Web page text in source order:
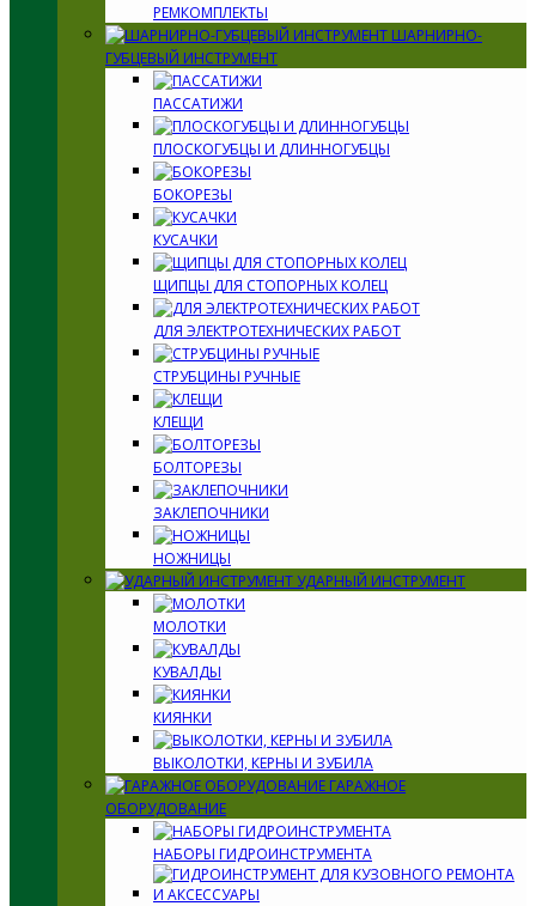
РЕМКОМПЛЕКТЫ
ШАРНИРНО-
ГУБЦЕВЫЙ ИНСТРУМЕНТ
ПАССАТИЖИ
ПЛОСКОГУБЦЫ И ДЛИННОГУБЦЫ
БОКОРЕЗЫ
КУСАЧКИ
ЩИПЦЫ ДЛЯ СТОПОРНЫХ КОЛЕЦ
ДЛЯ ЭЛЕКТРОТЕХНИЧЕСКИХ РАБОТ
СТРУБЦИНЫ РУЧНЫЕ
КЛЕЩИ
БОЛТОРЕЗЫ
ЗАКЛЕПОЧНИКИ
НОЖНИЦЫ
УДАРНЫЙ ИНСТРУМЕНТ
МОЛОТКИ
КУВАЛДЫ
КИЯНКИ
ВЫКОЛОТКИ, КЕРНЫ И ЗУБИЛА
ГАРАЖНОЕ
ОБОРУДОВАНИЕ
НАБОРЫ ГИДРОИНСТРУМЕНТА